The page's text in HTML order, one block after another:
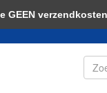
Dit bericht verbergen